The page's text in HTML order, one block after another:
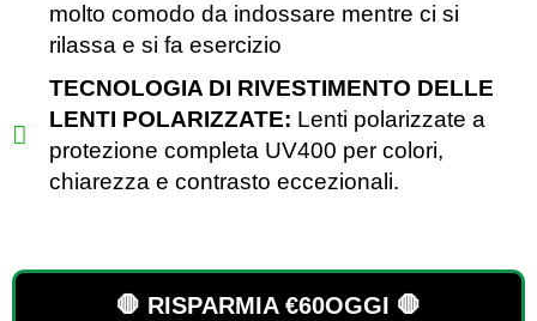
molto comodo da indossare mentre ci si
rilassa e si fa esercizio
TECNOLOGIA DI RIVESTIMENTO DELLE
LENTI POLARIZZATE: Lenti polarizzate a
protezione completa UV400 per colori,
chiarezza e contrasto eccezionali.
🛑 RISPARMIA €60OGGI 🛑